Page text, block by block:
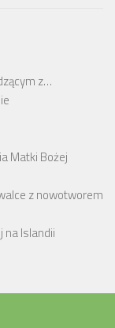
z…
Matki Bożej
z nowotworem
na Islandii